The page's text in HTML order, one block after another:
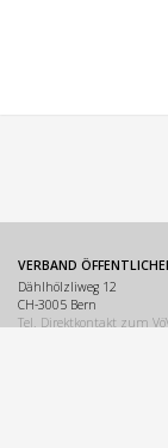
VERBAND
Dählhölzliweg 12
CH-3005 Bern
Tel. Direktkontakt zum